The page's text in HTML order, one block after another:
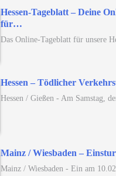
Hessen-Tageblatt – Deine
für…
Das Online-Tageblatt für unsere
Hessen – Tödlicher
Hessen / Gießen - Am Samstag,
Mainz / Wiesbaden –
Mainz / Wiesbaden - Ein am